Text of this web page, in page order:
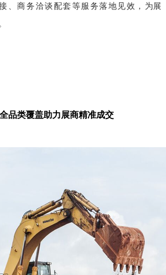
、商务洽谈配套等服务落地见效， 为展
品类覆盖助力展商精准成交